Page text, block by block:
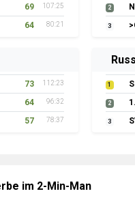
69 107:25
64 80:21
2
3
73 112:23
64 96:32
57 78:37
1
2
3
im 2-Min-Man